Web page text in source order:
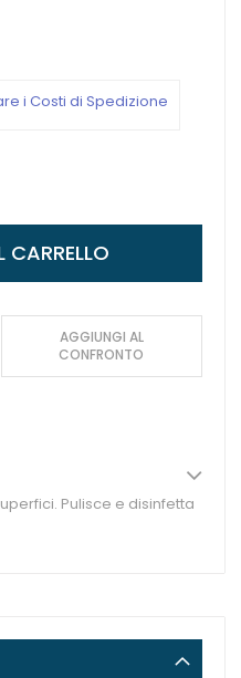
i Costi di Spedizione
AGGIUNGI AL
CONFRONTO
Pulisce e disinfetta